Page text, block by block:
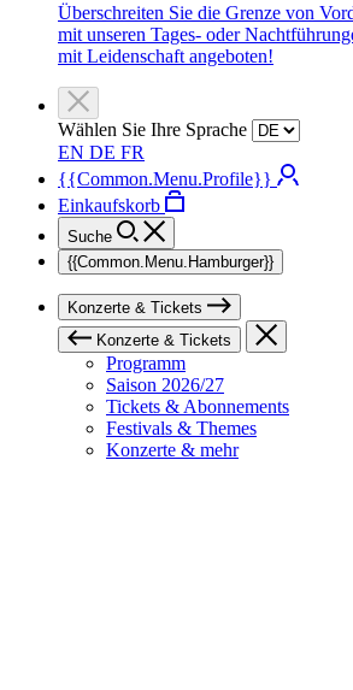
Überschreiten Sie die Grenze von
mit unseren Tages- oder
mit Leidenschaft angeboten!
Wählen Sie Ihre Sprache
EN DE FR
{{Common.Menu.Profile}}
Einkaufskorb
Suche
{{Common.Menu.Hamburger}}
Konzerte & Tickets
Konzerte & Tickets
Programm
Saison 2026/27
Tickets & Abonnements
Festivals & Themes
Konzerte & mehr